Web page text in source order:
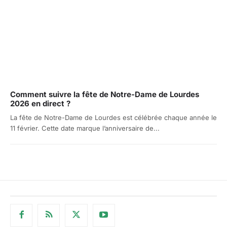
Comment suivre la fête de Notre-Dame de Lourdes
2026 en direct ?
La fête de Notre-Dame de Lourdes est célébrée chaque année le
11 février. Cette date marque l’anniversaire de...